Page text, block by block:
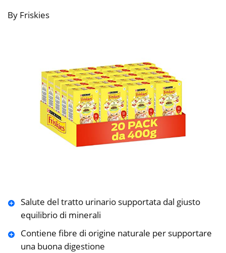
By Friskies
Salute del tratto urinario supportata dal giusto
equilibrio di minerali
Contiene fibre di origine naturale per supportare
una buona digestione